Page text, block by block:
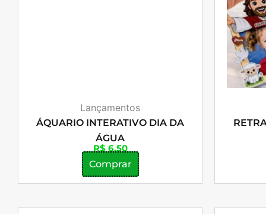
Lançamentos
ÁQUARIO INTERATIVO DIA DA
ÁGUA
R$ 6,50
Comprar